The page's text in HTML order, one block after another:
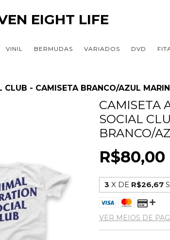
EIGHT LIFE
VINIL BERMUDAS VARIADOS DVD
- CAMISETA BRANCO/AZUL
CAMISETA
SOCIAL
BRANCO/
R$80,00
3 X DE R$26,67
VER MEIOS DE